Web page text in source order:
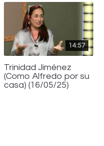
14:57
Trinidad Jiménez
(Como Alfredo por su
casa) (16/05/25)